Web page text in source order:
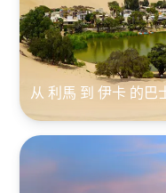
从 利馬 到 伊卡 的巴